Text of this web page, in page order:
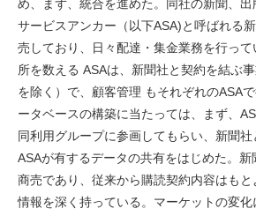
め、まず、統合を進めた。同社の新聞、
サービスアンカー（以下ASA)と呼ばれる
売しており、日々配達・集金業務を行っ
所を数える ASAは、新聞社と契約を結ぶ
を除く）で、顧客管理 もそれぞれのASA
ータベースの構築に当たっては、まず、
同利用グループに参画してもらい、新聞
ASAが有するデータの共有をはじめた。
商売であり、従来から購読契約内容はも
情報を深く持っている。マーケットの変